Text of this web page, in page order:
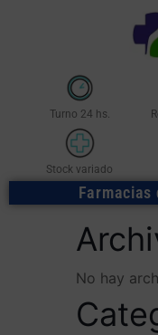
Turno 24 hs.
Stock variado
Farmacias
No hay